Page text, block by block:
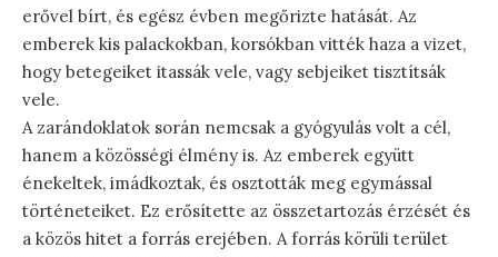
erővel bírt, és egész évben megőrizte hatását. Az
emberek kis palackokban, korsókban vitték haza a vizet,
hogy betegeiket itassák vele, vagy sebjeiket tisztítsák
vele.
A zarándoklatok során nemcsak a gyógyulás volt a cél,
hanem a közösségi élmény is. Az emberek együtt
énekeltek, imádkoztak, és osztották meg egymással
történeteiket. Ez erősítette az összetartozás érzését és
a közös hitet a forrás erejében. A forrás körüli terület